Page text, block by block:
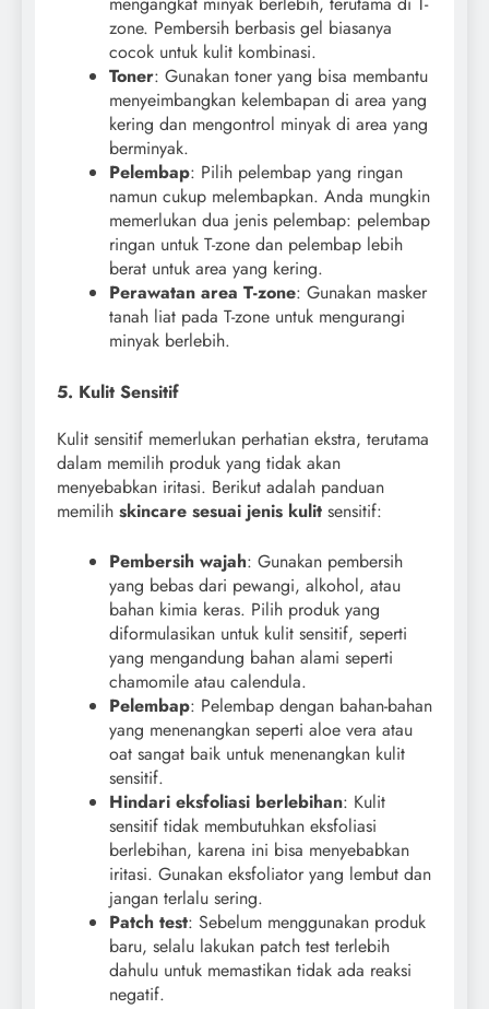
zone. Pembersih berbasis gel biasanya
cocok untuk kulit kombinasi.
Toner: Gunakan toner yang bisa membantu
menyeimbangkan kelembapan di area yang
kering dan mengontrol minyak di area yang
berminyak.
Pelembap: Pilih pelembap yang ringan
namun cukup melembapkan. Anda mungkin
memerlukan dua jenis pelembap: pelembap
ringan untuk T-zone dan pelembap lebih
berat untuk area yang kering.
Perawatan area T-zone: Gunakan masker
tanah liat pada T-zone untuk mengurangi
minyak berlebih.
5. Kulit Sensitif
Kulit sensitif memerlukan perhatian ekstra, terutama
dalam memilih produk yang tidak akan
menyebabkan iritasi. Berikut adalah panduan
memilih skincare sesuai jenis kulit sensitif:
Pembersih wajah: Gunakan pembersih
yang bebas dari pewangi, alkohol, atau
bahan kimia keras. Pilih produk yang
diformulasikan untuk kulit sensitif, seperti
yang mengandung bahan alami seperti
chamomile atau calendula.
Pelembap: Pelembap dengan bahan-bahan
yang menenangkan seperti aloe vera atau
oat sangat baik untuk menenangkan kulit
sensitif.
Hindari eksfoliasi berlebihan: Kulit
sensitif tidak membutuhkan eksfoliasi
berlebihan, karena ini bisa menyebabkan
iritasi. Gunakan eksfoliator yang lembut dan
jangan terlalu sering.
Patch test: Sebelum menggunakan produk
baru, selalu lakukan patch test terlebih
dahulu untuk memastikan tidak ada reaksi
negatif.